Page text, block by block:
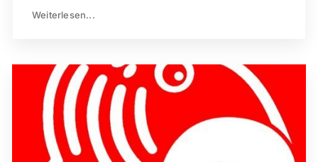
Weiterlesen...